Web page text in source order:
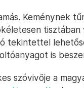
Keménynek
tisztában
tekintettel
is
szóvivője a